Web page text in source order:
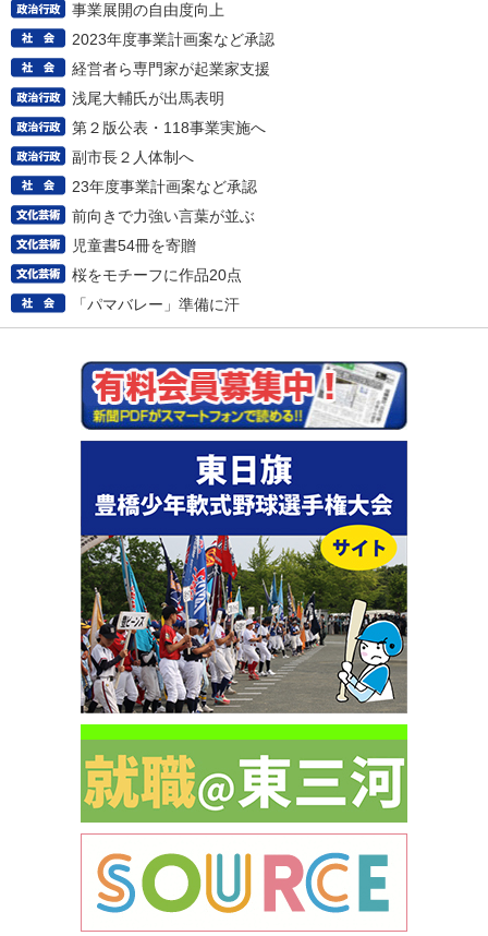
事業展開の自由度向上
2023年度事業計画案など承認
経営者ら専門家が起業家支援
浅尾大輔氏が出馬表明
第２版公表・118事業実施へ
副市長２人体制へ
23年度事業計画案など承認
前向きで力強い言葉が並ぶ
児童書54冊を寄贈
桜をモチーフに作品20点
「パマバレー」準備に汗